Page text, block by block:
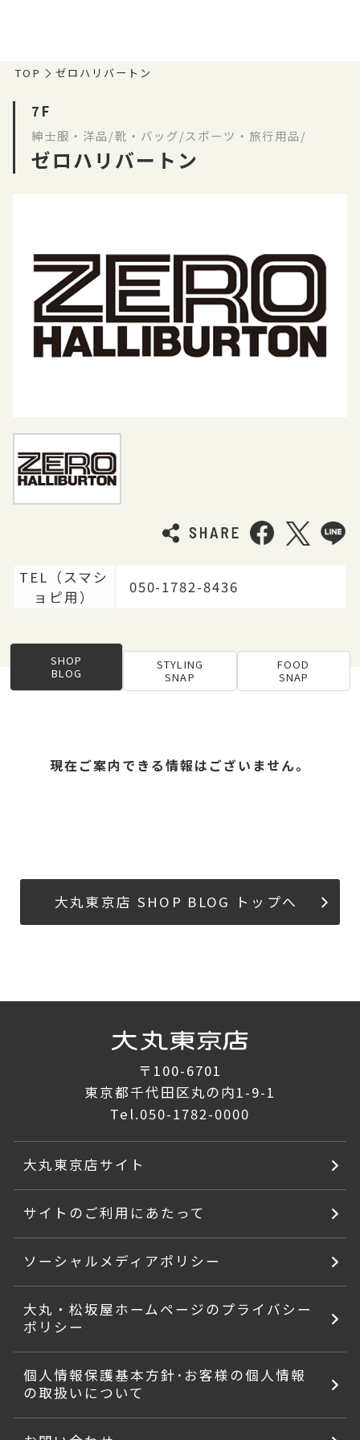
TOP ゼロハリバートン
7F
紳士服・洋品/靴・バッグ/スポーツ・旅行用品/
ゼロハリバートン
TEL（スマシ
ョピ用）
050-1782-8436
SHOP
BLOG
STYLING
SNAP
FOOD
SNAP
現在ご案内できる情報はございません。
大丸東京店 SHOP BLOG トップへ
〒100-6701
東京都千代田区丸の内1-9-1
Tel.050-1782-0000
大丸東京店サイト
サイトのご利用にあたって
ソーシャルメディアポリシー
大丸・松坂屋ホームページのプライバシー
ポリシー
個人情報保護基本方針･お客様の個人情報
の取扱いについて